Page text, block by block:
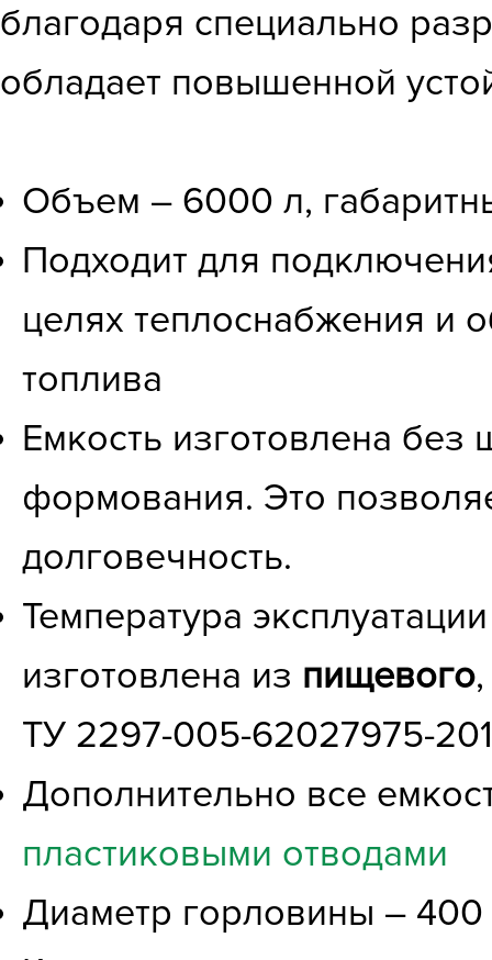
благодаря специально
обладает повышенной
Объем – 6000 л,
Подходит для
целях теплоснабжения и
топлива
Емкость изготовлена без
формования. Это
долговечность.
Температура
изготовлена из пищевого
ТУ 2297-005-62027975-
Дополнительно все
пластиковыми отводами
Диаметр горловины –